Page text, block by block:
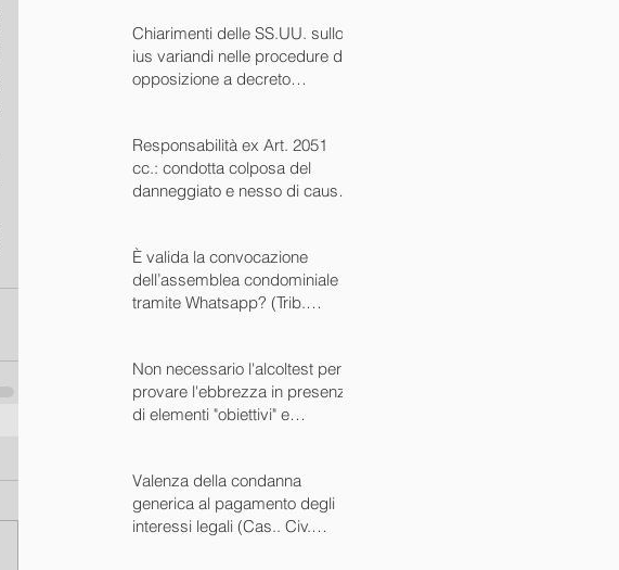
Chiarimenti delle SS.UU. sullo
ius variandi nelle procedure di
opposizione a decreto
Responsabilità ex Art. 2051
cc.: condotta colposa del
danneggiato e nesso di causa
È valida la convocazione
dell’assemblea condominiale
tramite Whatsapp? (Trib.
Non necessario l'alcoltest per
provare l'ebbrezza in presenza
di elementi "obiettivi" e
Valenza della condanna
generica al pagamento degli
interessi legali (Cas.. Civ.